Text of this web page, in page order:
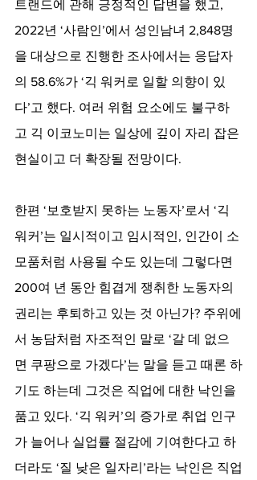
트랜드에 관해 긍정적인 답변을 했고,
2022년 ‘사람인’에서 성인남녀 2,848명
을 대상으로 진행한 조사에서는 응답자
의 58.6%가 ‘긱 워커로 일할 의향이 있
다’고 했다. 여러 위험 요소에도 불구하
고 긱 이코노미는 일상에 깊이 자리 잡은
현실이고 더 확장될 전망이다.
한편 ‘보호받지 못하는 노동자’로서 ‘긱
워커’는 일시적이고 임시적인, 인간이 소
모품처럼 사용될 수도 있는데 그렇다면
200여 년 동안 힘겹게 쟁취한 노동자의
권리는 후퇴하고 있는 것 아닌가? 주위에
서 농담처럼 자조적인 말로 ‘갈 데 없으
면 쿠팡으로 가겠다’는 말을 듣고 때론 하
기도 하는데 그것은 직업에 대한 낙인을
품고 있다. ‘긱 워커’의 증가로 취업 인구
가 늘어나 실업률 절감에 기여한다고 하
더라도 ‘질 낮은 일자리’라는 낙인은 직업